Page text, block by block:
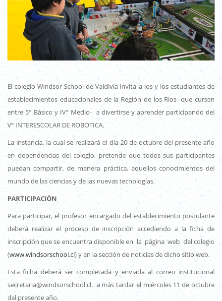
El colegio Windsor School de Valdivia invita a los y los estudiantes de
establecimientos educacionales de la Región de los Ríos -que cursen
entre 5° Básico y IV° Medio- a divertirse y aprender participando del
Vº INTERESCOLAR DE ROBOTICA.
La instancia, la cual se realizará el día 20 de octubre del presente año
en dependencias del colegio, pretende que todos sus participantes
puedan compartir, de manera práctica, aquellos conocimientos del
mundo de las ciencias y de las nuevas tecnologías.
PARTICIPACIÒN
Para participar, el profesor encargado del establecimiento postulante
deberá realizar el proceso de inscripción accediendo a la ficha de
inscripción que se encuentra disponible en la página web del colegio
(www.windsorschool.cl) y en la sección de noticias de dicho sitio web.
Esta ficha deberá ser completada y enviada al correo institucional
secretaria@windsorschool.cl. a más tardar el miércoles 11 de octubre
del presente año.